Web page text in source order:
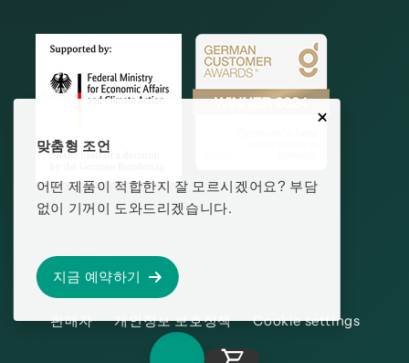
맞춤형 조언
어떤 제품이 적합한지 잘 모르시겠어요? 부담
없이 기꺼이 도와드리겠습니다.
지금 예약하기
판매자 개인정보 보호정책 Cookie settings